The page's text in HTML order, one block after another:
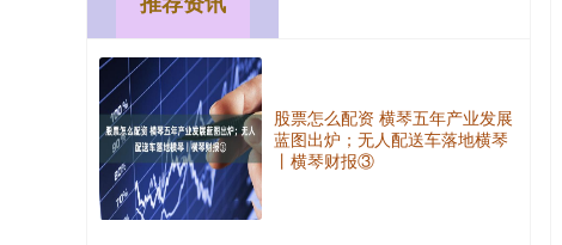
股票怎么配资 横琴五年产业发展
蓝图出炉；无人配送车落地横琴
丨横琴财报③